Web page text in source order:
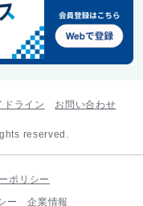
ドライン お問い合わせ
reserved.
ポリシー
ー
企業情報